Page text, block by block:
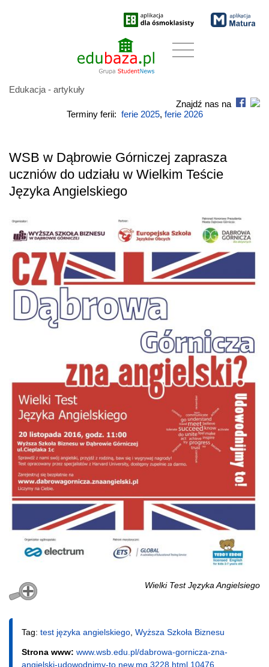
Edukacja - artykuły
Znajdź nas na
Terminy ferii: ferie 2025, ferie 2026
WSB w Dąbrowie Górniczej zaprasza
uczniów do udziału w Wielkim Teście
Języka Angielskiego
Wielki Test Języka Angielsiego
Tag: test języka angielskiego, Wyższa Szkoła Biznesu
Strona www: www.wsb.edu.pl/dabrowa-gornicza-zna-
angielski-udowodnimy-to,new,mg,3228.html,10476